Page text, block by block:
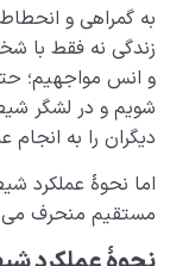
به گمراهی و
زندگی نه فقط با
و انس مواجهیم؛
شویم و در لشگر
دیگران را به
اما نحوۀ عملکرد
مستقیم منحرف می